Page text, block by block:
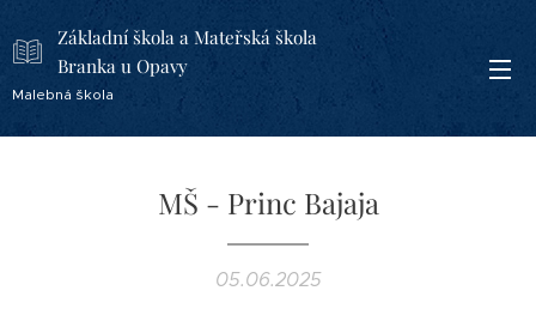
Základní škola a Mateřská škola
Branka u Opavy
Malebná škola
MŠ - Princ Bajaja
05.06.2025